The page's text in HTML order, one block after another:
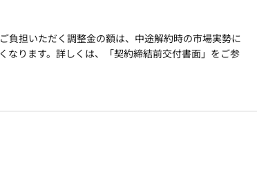
負担いただく調整金の額は、中途解約時の市場実勢に
なります。詳しくは、「契約締結前交付書面」をご参